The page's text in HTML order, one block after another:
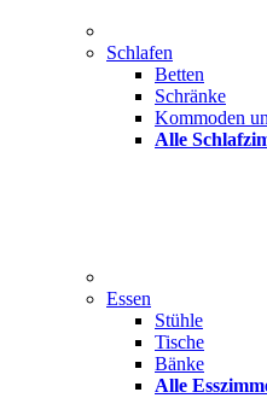
Schlafen
Betten
Schränke
Kommoden
Alle
Essen
Stühle
Tische
Bänke
Alle